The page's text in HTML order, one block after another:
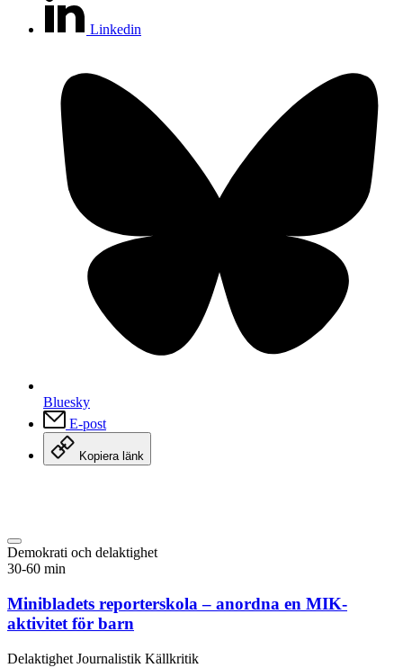
Linkedin
Bluesky
E-post
Kopiera länk
Demokrati och delaktighet
30-60 min
Minibladets reporterskola – anordna en MIK-
aktivitet för barn
Delaktighet Journalistik Källkritik